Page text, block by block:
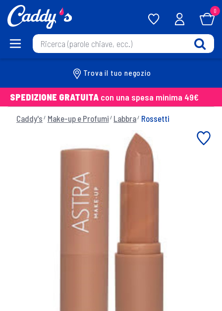
0
Trova il tuo negozio
SPEDIZIONE GRATUITA con una spesa minima 49€
Caddy's Make-up e Profumi Labbra Rossetti